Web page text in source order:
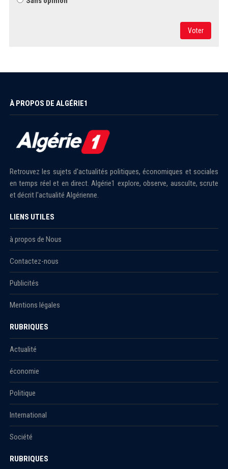
Voter
À PROPOS DE ALGÉRIE1
Retrouvez les sujets d'actualités politiques, économiques et sociales
en temps réel et en direct. Algérie1 explore, observe, ausculte, scrute
et décrit l'actualité Algérienne.
LIENS UTILES
à propos de Nous
Contactez-nous
Publicités
Mentions légales
RUBRIQUES
Actualité
économie
Politique
International
Société
RUBRIQUES